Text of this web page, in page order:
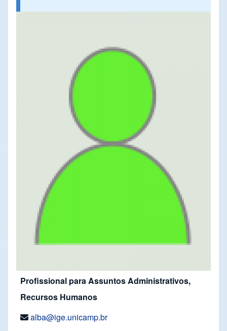
Profissional para Assuntos Administrativos,
Recursos Humanos
alba@ige.unicamp.br